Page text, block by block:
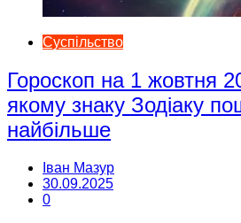
Суспільство
Гороскоп на 1 жовтня
якому знаку Зодіаку
найбільше
Іван Мазур
30.09.2025
0